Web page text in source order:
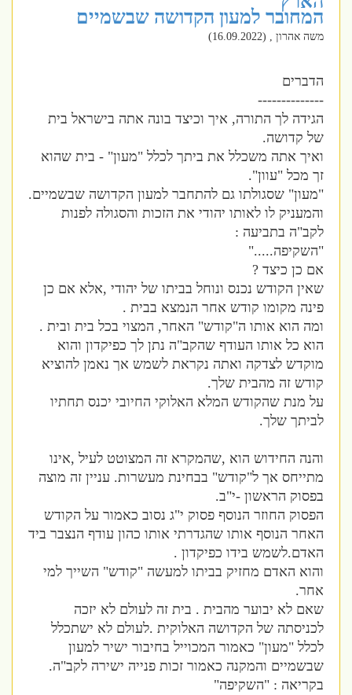
המחובר למעון הקדושה שבשמיים
משה אהרון , (16.09.2022)
הדברים
--------------
הגידה לך התורה, איך וכיצד בונה אתה בישראל בית
של קדושה.
ואיך אתה משכלל את ביתך לכלל "מעון" - בית שהוא
זך מכל "עוון".
"מעון" שסגולתו גם להתחבר למעון הקדושה שבשמיים.
והמעניק לו לאותו יהודי את הזכות והסגולה לפנות
לקב"ה בתביעה :
"השקיפה....."
אם כן כיצד ?
שאין הקודש נכנס ונוחל בביתו של יהודי ,אלא אם כן
פינה מקומו קודש אחר הנמצא בבית .
ומה הוא אותו ה"קודש" האחר, המצוי בכל בית ובית .
הוא כל אותו העודף שהקב"ה נתן לך כפיקדון והוא
מוקדש לצדקה ואתה נקראת לשמש אך נאמן להוציא
קודש זה מהבית שלך.
על מנת שהקודש המלא האלוקי החיובי יכנס תחתיו
לביתך שלך.
והנה החידוש הוא ,שהמקרא זה המצוטט לעיל ,אינו
מתייחס אך ל"קודש" בבחינת מעשרות. עניין זה מוצה
בפסוק הראשון -י"ב.
הפסוק החוזר הנוסף פסוק י"ג נסוב כאמור על הקודש
האחר הנוסף אותו שהגדרתי אותו כהון עודף הנצבר ביד
האדם.לשמש בידו כפיקדון .
והוא האדם מחזיק בביתו למעשה "קודש" השייך למי
אחר.
שאם לא יבוער מהבית . בית זה לעולם לא יזכה
לכניסתה של הקדושה האלוקית .לעולם לא ישתכלל
לכלל "מעון" כאמור המכוייל בחיבור ישיר למעון
שבשמיים והמקנה כאמור זכות פנייה ישירה לקב"ה.
בקריאה : "השקיפה"